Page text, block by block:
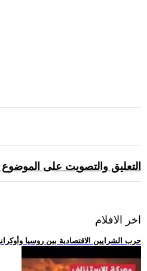
التعليق والتصويت على
اخر الافلام
.. حرب الشرايين الاقتصادية بين روسيا